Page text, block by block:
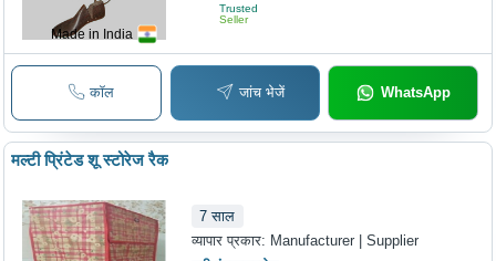
Made in India
Trusted
Seller
कॉल जांच भेजें WhatsApp
मल्टी प्रिंटेड शू स्टोरेज रैक
7 साल
व्यापार प्रकार: Manufacturer | Supplier